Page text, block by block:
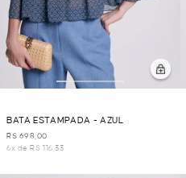
BATA ESTAMPADA - AZUL
R$ 698,00
6x de R$ 116,33